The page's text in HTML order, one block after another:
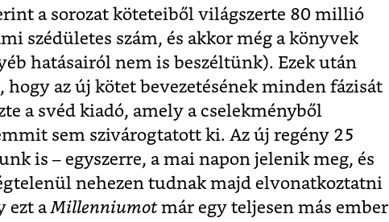
a sorozat köteteiből világszerte 80 millió
szédületes szám, és akkor még a könyvek
hatásairól nem is beszéltünk). Ezek után
hogy az új kötet bevezetésének minden fázisát
a svéd kiadó, amely a cselekményből
sem szivárogtatott ki. Az új regény 25
is – egyszerre, a mai napon jelenik meg, és
nehezen tudnak majd elvonatkoztatni
ezt aMillenniumotmár egy teljesen más ember